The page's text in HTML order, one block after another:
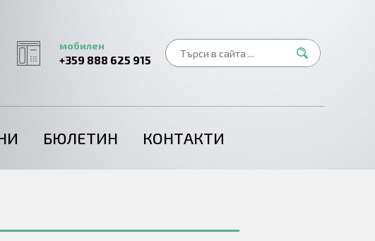
мобилен
+359 888 625 915
БЮЛЕТИН КОНТАКТИ